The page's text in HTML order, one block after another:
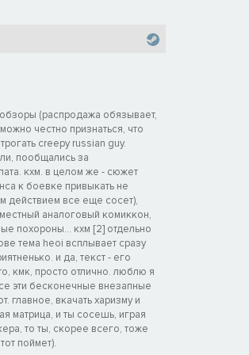
(распродажа обязывает,
честно признаться, что
creepy russian guy.
пообщались за
кхм. в целом же - сюжет
к боевке привыкать не
действием все еще сосет),
аналоговый комиккон,
похороны... кхм [2] отдельно
тема heoi всплывает сразу
и да, текст - его
кмк, просто отлично. люблю я
эти бесконечные внезапные
главное, вкачать харизму и
матрица, и ты сосешь, играя
то ты, скорее всего, тоже
поймет).